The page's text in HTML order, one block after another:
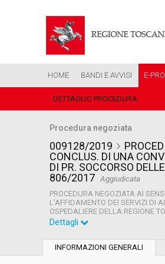
HOME BANDI E AVVISI E-
DETTAGLIO PROCEDURA
Procedura negoziata
009128/2019
CONCLUS. DI UNA
DI PR. SOCCORSO
806/2017 Aggiudicata
PROCEDURA NEGOZIATA AI
L'AFFIDAMENTO DEI SERVIZI DI
OSPEDALIERE DELLA REGIONE
Dettagli
INFORMAZIONI GENERALI